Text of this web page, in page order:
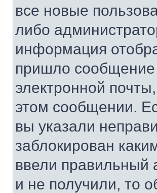
все новые
либо
информация
пришло сообщение
электронной
этом сообщении.
вы указали
заблокирован
ввели правильный
и не получили, то